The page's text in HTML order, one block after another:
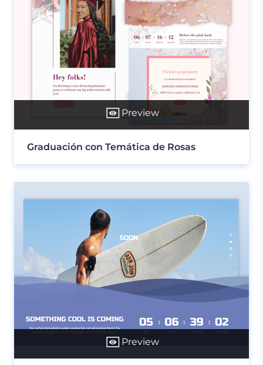
Preview
Graduación con Temática de Rosas
Preview